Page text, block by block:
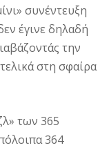
συνέντευξη
έγινε δηλαδή
την
στη σφαίρα
των 365
364